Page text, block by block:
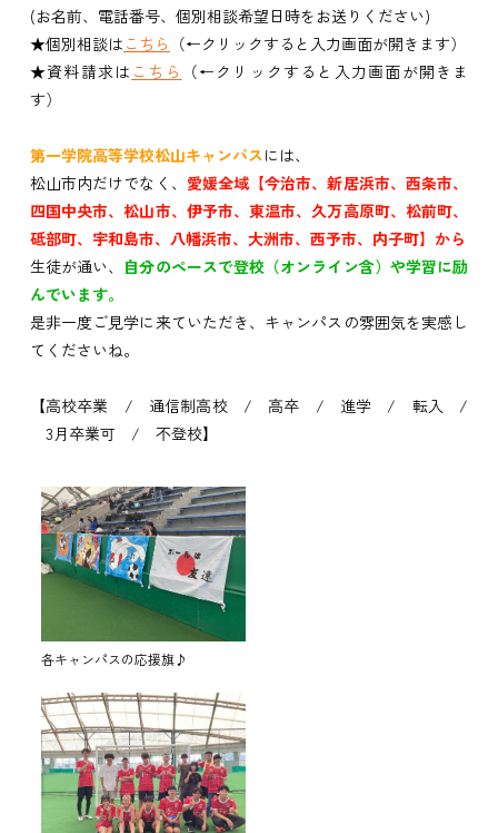
(お名前、電話番号、個別相談希望日時をお送りください)
★個別相談は こちら （←クリックすると入力画面が開きます）
★資料請求は こちら
（←クリックすると入力画面が開きま
す）
第一学院高等学校松山キャンパスには、
松山市内だけでなく、 愛媛全域【今治市、新居浜市、西条市、
四国中央市、松山市、伊予市、東温市、久万高原町、松前町、
砥部町、宇和島市、八幡浜市、大洲市、西予市、内子町】から
生徒が通い、 自分のペースで登校（オンライン含）や学習に励
んでいます。
是非一度ご見学に来ていただき、キャンパスの雰囲気を実感し
てくださいね。
【高校卒業 / 通信制高校 / 高卒 / 進学 / 転入 /
3月卒業可 / 不登校】
各キャンパスの応援旗♪